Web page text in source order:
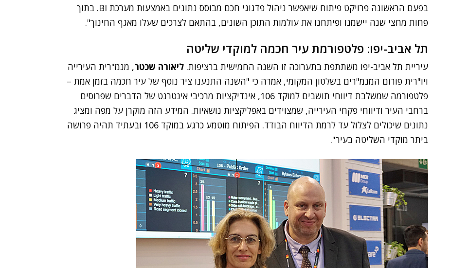
בפעם הראשונה פרויקט פיתוח שיאפשר ניהול פדגוגי חכם מבוסס נתונים באמצעות מערכת BI. בתוך
פחות מחצי שנה יישמנו ופיתחנו את עולמות התוכן השונים, בהתאם לצרכים שעלו מאגף החינוך".
תל אביב-יפו: פלטפורמת עיר חכמה למוקדי שליטה
עיריית תל אביב-יפו משתתפת בתערוכה זו השנה החמישית ברציפות. ליאורה שכטר, מנמ"רית העירייה
ויו"רית פורום המנמ"רים בשלטון המקומי, אמרה כי "השנה התנענו ציר נוסף של עיר חכמה בזמן אמת –
פלטפורמה שמשלבת דיווחי תושבים למוקד 106, אינדיקציות מרכיבי אינטרנט של הדברים שפרוסים
ברחבי העיר ודיווחי פקחי העירייה, שמצוידים באפליקציות נושאיות. המידע הזה מוקרן על מפה ומציג
נתונים שיכולים לצלול עד לרמת הדיווח הבודד. הפיתוח מוטמע כרגע במוקד 106 ובעתיד תהיה פרושה
ביתר מוקדי השליטה בעיר".